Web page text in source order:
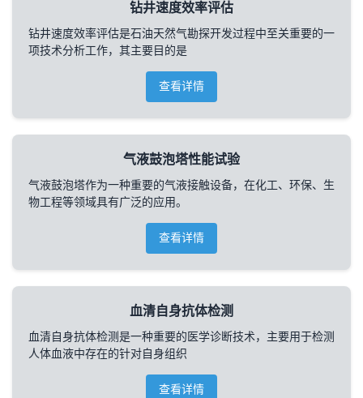
钻井速度效率评估
钻井速度效率评估是石油天然气勘探开发过程中至关重要的一
项技术分析工作，其主要目的是
查看详情
气液鼓泡塔性能试验
气液鼓泡塔作为一种重要的气液接触设备，在化工、环保、生
物工程等领域具有广泛的应用。
查看详情
血清自身抗体检测
血清自身抗体检测是一种重要的医学诊断技术，主要用于检测
人体血液中存在的针对自身组织
查看详情